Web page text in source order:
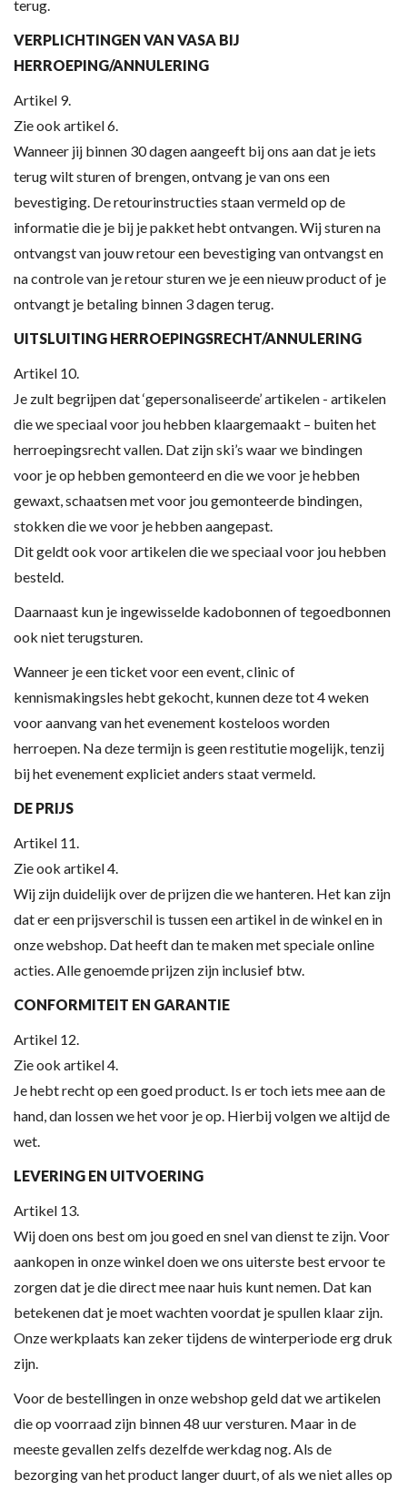
terug.
VERPLICHTINGEN VAN VASA BIJ
HERROEPING/ANNULERING
Artikel 9.
Zie ook artikel 6.
Wanneer jij binnen 30 dagen aangeeft bij ons aan dat je iets
terug wilt sturen of brengen, ontvang je van ons een
bevestiging. De retourinstructies staan vermeld op de
informatie die je bij je pakket hebt ontvangen. Wij sturen na
ontvangst van jouw retour een bevestiging van ontvangst en
na controle van je retour sturen we je een nieuw product of je
ontvangt je betaling binnen 3 dagen terug.
UITSLUITING HERROEPINGSRECHT/ANNULERING
Artikel 10.
Je zult begrijpen dat ‘gepersonaliseerde’ artikelen - artikelen
die we speciaal voor jou hebben klaargemaakt – buiten het
herroepingsrecht vallen. Dat zijn ski’s waar we bindingen
voor je op hebben gemonteerd en die we voor je hebben
gewaxt, schaatsen met voor jou gemonteerde bindingen,
stokken die we voor je hebben aangepast.
Dit geldt ook voor artikelen die we speciaal voor jou hebben
besteld.
Daarnaast kun je ingewisselde kadobonnen of tegoedbonnen
ook niet terugsturen.
Wanneer je een ticket voor een event, clinic of
kennismakingsles hebt gekocht, kunnen deze tot 4 weken
voor aanvang van het evenement kosteloos worden
herroepen. Na deze termijn is geen restitutie mogelijk, tenzij
bij het evenement expliciet anders staat vermeld.
DE PRIJS
Artikel 11.
Zie ook artikel 4.
Wij zijn duidelijk over de prijzen die we hanteren. Het kan zijn
dat er een prijsverschil is tussen een artikel in de winkel en in
onze webshop. Dat heeft dan te maken met speciale online
acties. Alle genoemde prijzen zijn inclusief btw.
CONFORMITEIT EN GARANTIE
Artikel 12.
Zie ook artikel 4.
Je hebt recht op een goed product. Is er toch iets mee aan de
hand, dan lossen we het voor je op. Hierbij volgen we altijd de
wet.
LEVERING EN UITVOERING
Artikel 13.
Wij doen ons best om jou goed en snel van dienst te zijn. Voor
aankopen in onze winkel doen we ons uiterste best ervoor te
zorgen dat je die direct mee naar huis kunt nemen. Dat kan
betekenen dat je moet wachten voordat je spullen klaar zijn.
Onze werkplaats kan zeker tijdens de winterperiode erg druk
zijn.
Voor de bestellingen in onze webshop geld dat we artikelen
die op voorraad zijn binnen 48 uur versturen. Maar in de
meeste gevallen zelfs dezelfde werkdag nog. Als de
bezorging van het product langer duurt, of als we niet alles op